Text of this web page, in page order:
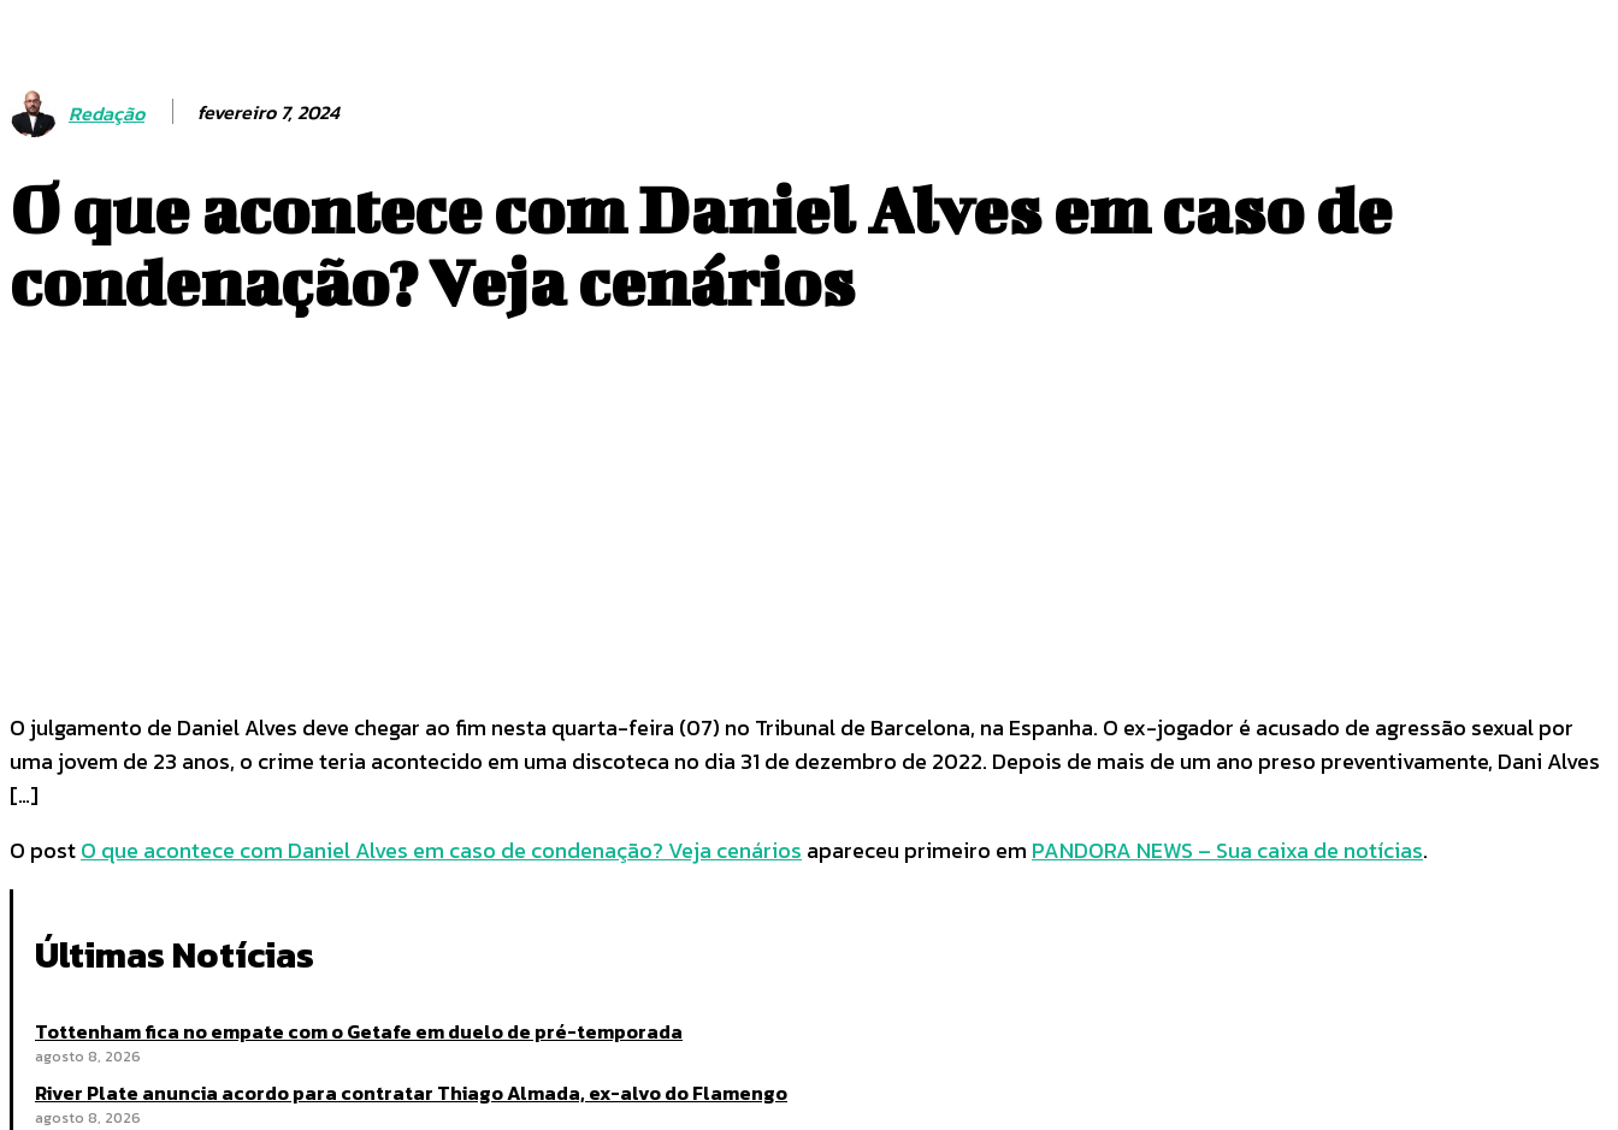
Redação fevereiro 7, 2024
O que acontece com Daniel Alves em caso de
condenação? Veja cenários
O julgamento de Daniel Alves deve chegar ao fim nesta quarta-feira (07) no Tribunal de Barcelona, na Espanha. O ex-jogador é acusado de agressão sexual por
uma jovem de 23 anos, o crime teria acontecido em uma discoteca no dia 31 de dezembro de 2022. Depois de mais de um ano preso preventivamente, Dani Alves
[…]
O postO que acontece com Daniel Alves em caso de condenação? Veja cenários apareceu primeiro em PANDORA NEWS – Sua caixa de notícias.
Últimas Notícias
Tottenham fica no empate com o Getafe em duelo de pré-temporada
agosto 8, 2026
River Plate anuncia acordo para contratar Thiago Almada, ex-alvo do Flamengo
agosto 8, 2026